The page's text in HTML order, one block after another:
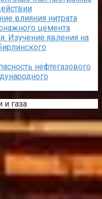
влияния нитрата
цемента
Изучение явления на
нефтегазового
газа